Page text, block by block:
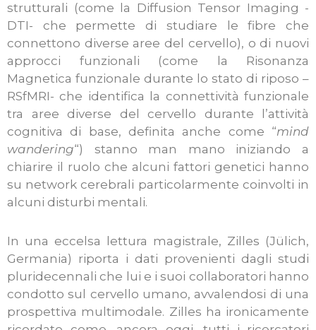
strutturali (come la Diffusion Tensor Imaging -
DTI- che permette di studiare le fibre che
connettono diverse aree del cervello), o di nuovi
approcci funzionali (come la Risonanza
Magnetica funzionale durante lo stato di riposo –
RSfMRI- che identifica la connettività funzionale
tra aree diverse del cervello durante l’attività
cognitiva di base, definita anche come “mind
wandering“) stanno man mano iniziando a
chiarire il ruolo che alcuni fattori genetici hanno
su network cerebrali particolarmente coinvolti in
alcuni disturbi mentali.
In una eccelsa lettura magistrale, Zilles (Jülich,
Germania) riporta i dati provenienti dagli studi
pluridecennali che lui e i suoi collaboratori hanno
condotto sul cervello umano, avvalendosi di una
prospettiva multimodale. Zilles ha ironicamente